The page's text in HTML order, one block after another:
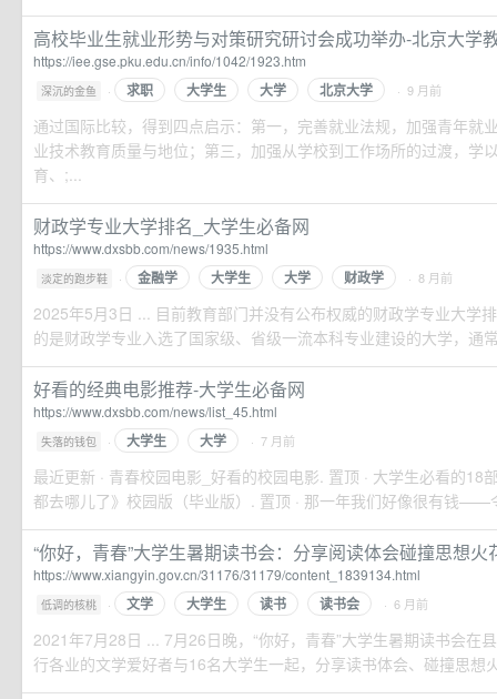
高校毕业生就业形势与对策研究研讨会成功举办-北京大学
https://iee.gse.pku.edu.cn/info/1042/1923.htm
深沉的金鱼 · 求职 大学生 大学 北京大学 · 9 月前
通过国际比较，得到四点启示：第一，完善就业法规，加强青年就
业技术教育质量与地位；第三，加强从学校到工作场所的过渡，学
育、;...
财政学专业大学排名_大学生必备网
https://www.dxsbb.com/news/1935.html
淡定的跑步鞋 · 金融学 大学生 大学 财政学 · 8 月前
2025年5月3日 ... 目前教育部门并没有公布权威的财政学专业大学
的是财政学专业入选了国家级、省级一流本科专业建设的大学，通
好看的经典电影推荐-大学生必备网
https://www.dxsbb.com/news/list_45.html
失落的钱包 · 大学生 大学 · 7 月前
最近更新 · 青春校园电影_好看的校园电影. 置顶 · 大学生必看的18
都去哪儿了》校园版（毕业版）. 置顶 · 那一年我们好像很有钱——
“你好，青春”大学生暑期读书会：分享阅读体会碰撞思想火
https://www.xiangyin.gov.cn/31176/31179/content_1839134.html
低调的核桃 · 文学 大学生 读书 读书会 · 6 月前
2021年7月28日 ... 7月26日晚，“你好，青春”大学生暑期读书会在
行各业的文学爱好者与16名大学生一起，分享读书体会、碰撞思想